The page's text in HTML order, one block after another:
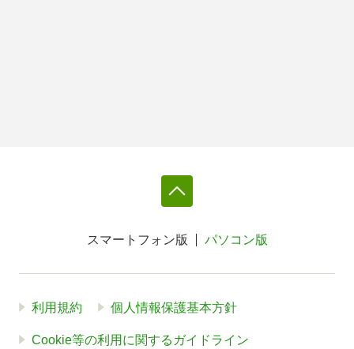
スマートフォン版 パソコン版
利用規約 個人情報保護基本方針
Cookie等の利用に関するガイドライン